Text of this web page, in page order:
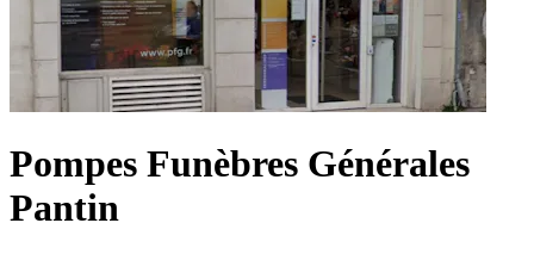
Pompes Funèbres Générales
Pantin